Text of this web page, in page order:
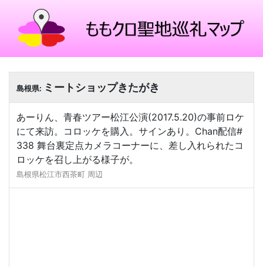
島根県: ミートショップきたがき
あーりん、青春ツアー松江公演(2017.5.20)の事前ロケ
にて来訪。コロッケを購入。サインあり。Chan配信#
338 舞台裏定点カメラコーナーに、差し入れられたコ
ロッケを召し上がる様子が。
島根県松江市西茶町 周辺